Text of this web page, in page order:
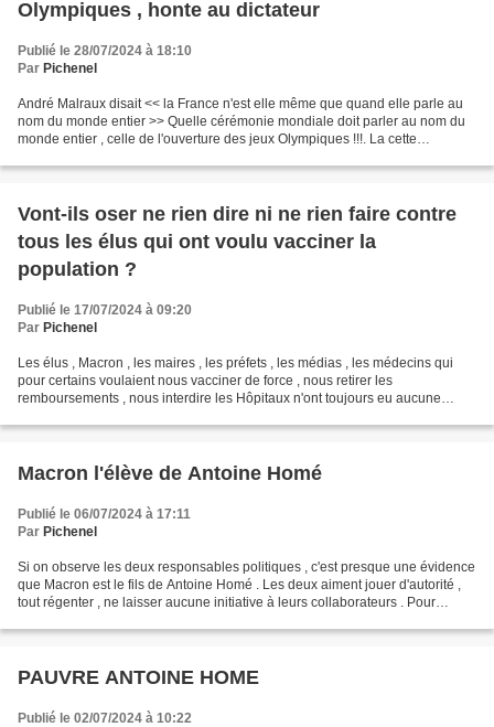
Olympiques , honte au dictateur
Publié le 28/07/2024 à 18:10
Par Pichenel
André Malraux disait << la France n'est elle même que quand elle parle au
nom du monde entier >> Quelle cérémonie mondiale doit parler au nom du
monde entier , celle de l'ouverture des jeux Olympiques !!!. La cette
Vont-ils oser ne rien dire ni ne rien faire contre
tous les élus qui ont voulu vacciner la
population ?
Publié le 17/07/2024 à 09:20
Par Pichenel
Les élus , Macron , les maires , les préfets , les médias , les médecins qui
pour certains voulaient nous vacciner de force , nous retirer les
remboursements , nous interdire les Hôpitaux n'ont toujours eu aucune
Macron l'élève de Antoine Homé
Publié le 06/07/2024 à 17:11
Par Pichenel
Si on observe les deux responsables politiques , c'est presque une évidence
que Macron est le fils de Antoine Homé . Les deux aiment jouer d'autorité ,
tout régenter , ne laisser aucune initiative à leurs collaborateurs . Pour
PAUVRE ANTOINE HOME
Publié le 02/07/2024 à 10:22